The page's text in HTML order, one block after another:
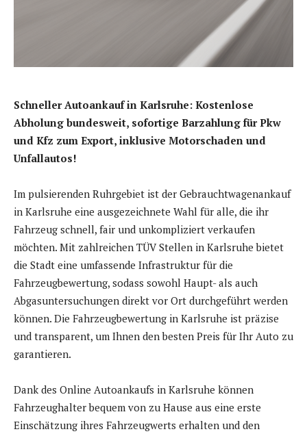
Schneller Autoankauf in Karlsruhe: Kostenlose
Abholung bundesweit, sofortige Barzahlung für Pkw
und Kfz zum Export, inklusive Motorschaden und
Unfallautos!
Im pulsierenden Ruhrgebiet ist der Gebrauchtwagenankauf
in Karlsruhe eine ausgezeichnete Wahl für alle, die ihr
Fahrzeug schnell, fair und unkompliziert verkaufen
möchten. Mit zahlreichen TÜV Stellen in Karlsruhe bietet
die Stadt eine umfassende Infrastruktur für die
Fahrzeugbewertung, sodass sowohl Haupt- als auch
Abgasuntersuchungen direkt vor Ort durchgeführt werden
können. Die Fahrzeugbewertung in Karlsruhe ist präzise
und transparent, um Ihnen den besten Preis für Ihr Auto zu
garantieren.
Dank des Online Autoankaufs in Karlsruhe können
Fahrzeughalter bequem von zu Hause aus eine erste
Einschätzung ihres Fahrzeugwerts erhalten und den